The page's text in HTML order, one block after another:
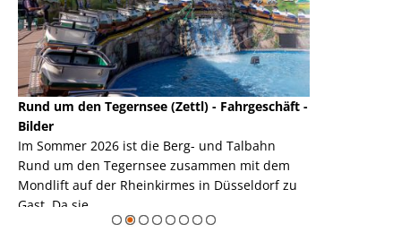
den Tegernsee (Zettl) - Fahrgeschäft -
2026 ist die Berg- und Talbahn
den Tegernsee zusammen mit dem
auf der Rheinkirmes in Düsseldorf zu
sie ...
Zur Bildgalerie
Mondlift (Zettl) -
herausstellen, denn das
auf der Rheinkirmes in
sieht...